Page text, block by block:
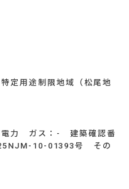
定用途制限地域（松尾地
電力 ガス：- 建築確認番
10-01393号 その